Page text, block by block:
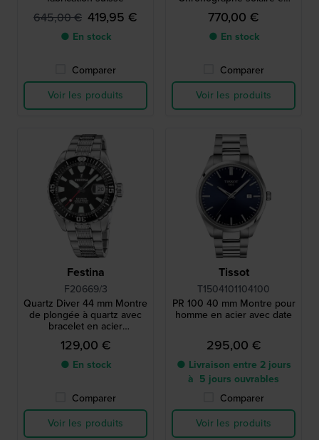
645,00 € 419,95 €
● En stock
Comparer
Voir les produits
acier inoxydable avec date
770,00 €
● En stock
Comparer
Voir les produits
Festina
F20669/3
Quartz Diver 44 mm Montre
de plongée à quartz avec
bracelet en acier
inoxydable.
129,00 €
● En stock
Comparer
Voir les produits
Tissot
T1504101104100
PR 100 40 mm Montre pour
homme en acier avec date
295,00 €
● Livraison entre 2 jours
à 5 jours ouvrables
Comparer
Voir les produits